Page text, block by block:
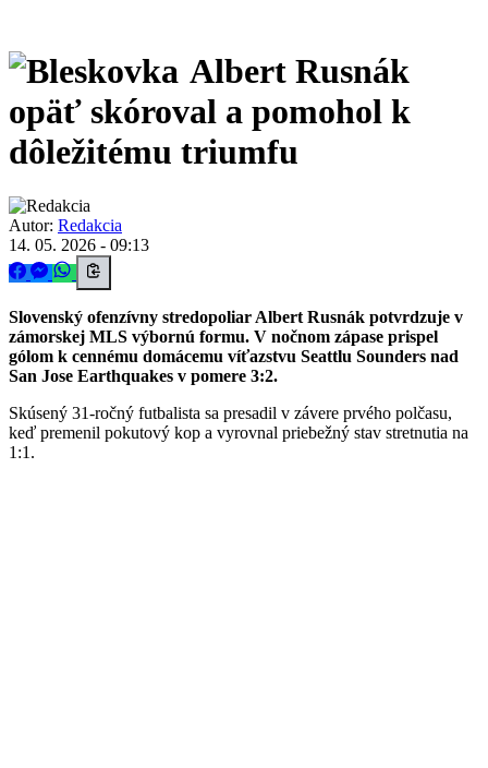
Albert Rusnák
opäť skóroval a pomohol k
dôležitému triumfu
Autor: Redakcia
14. 05. 2026 - 09:13
Slovenský ofenzívny stredopoliar Albert Rusnák potvrdzuje v
zámorskej MLS výbornú formu. V nočnom zápase prispel
gólom k cennému domácemu víťazstvu Seattlu Sounders nad
San Jose Earthquakes v pomere 3:2.
Skúsený 31-ročný futbalista sa presadil v závere prvého polčasu,
keď premenil pokutový kop a vyrovnal priebežný stav stretnutia na
1:1.